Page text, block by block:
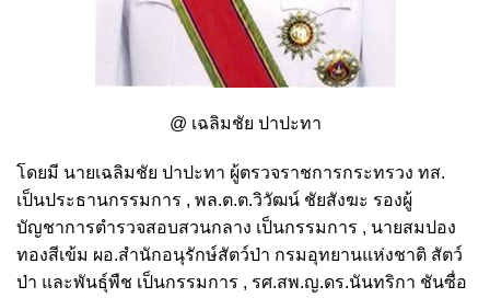
@ เฉลิมชัย ปาปะทา
โดยมี นายเฉลิมชัย ปาปะทา ผู้ตรวจราชการกระทรวง ทส.
เป็นประธานกรรมการ , พล.ต.ต.วิวัฒน์ ชัยสังฆะ รองผู้
บัญชาการตำรวจสอบสวนกลาง เป็นกรรมการ , นายสมปอง
ทองสีเข้ม ผอ.สำนักอนุรักษ์สัตว์ป่า กรมอุทยานแห่งชาติ สัตว์
ป่า และพันธุ์พืช เป็นกรรมการ , รศ.สพ.ญ.ดร.นันทริกา ชันซื่อ